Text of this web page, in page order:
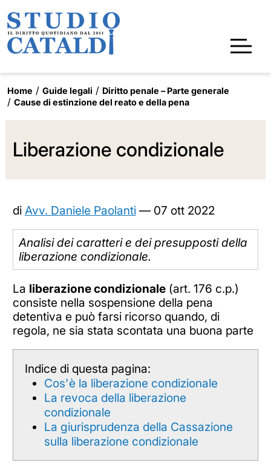
Home Guide legali
Diritto penale – Parte generale
Cause di estinzione del reato e della pena
Liberazione condizionale
di Avv. Daniele Paolanti— 07 ott 2022
Analisi dei caratteri e dei presupposti della
liberazione condizionale.
La liberazione condizionale(art. 176 c.p.)
consiste nella sospensione della pena
detentiva e può farsi ricorso quando, di
regola, ne sia stata scontata una buona parte
Indice di questa pagina:
Cos'è la liberazione condizionale
La revoca della liberazione
condizionale
La giurisprudenza della Cassazione
sulla liberazione condizionale